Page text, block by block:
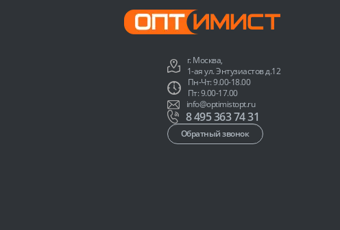
г. Москва,
1-ая ул. Энтузиастов д.12
Пн-Чт: 9.00-18.00
Пт: 9.00-17.00
info@optimistopt.ru
8 495 363 74 31
Обратный звонок